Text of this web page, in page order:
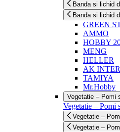
Banda si lichid
Banda si lichid
GREEN
AMMO
HOBBY
MENG
HELLER
AK
TAMIYA
Mr.Hobby
Vegetatie – Pomi
Vegetatie – Pomi
Vegetatie –
Vegetatie –